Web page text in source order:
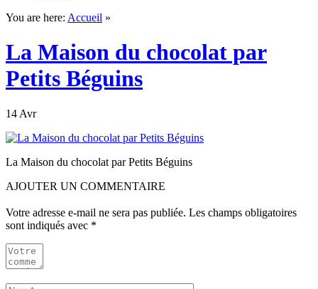
You are here: Accueil »
La Maison du chocolat par
Petits Béguins
14 Avr
La Maison du chocolat par Petits Béguins
AJOUTER UN COMMENTAIRE
Votre adresse e-mail ne sera pas publiée. Les champs obligatoires
sont indiqués avec *